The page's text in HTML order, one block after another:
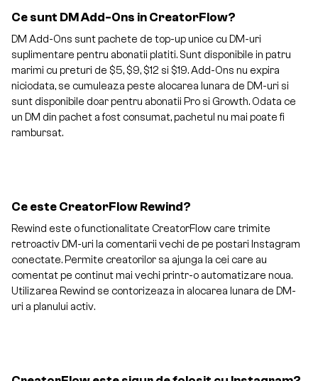
Ce sunt DM Add-Ons in CreatorFlow?
DM Add-Ons sunt pachete de top-up unice cu DM-uri
suplimentare pentru abonatii platiti. Sunt disponibile in patru
marimi cu preturi de $5, $9, $12 si $19. Add-Ons nu expira
niciodata, se cumuleaza peste alocarea lunara de DM-uri si
sunt disponibile doar pentru abonatii Pro si Growth. Odata ce
un DM din pachet a fost consumat, pachetul nu mai poate fi
rambursat.
Ce este CreatorFlow Rewind?
Rewind este o functionalitate CreatorFlow care trimite
retroactiv DM-uri la comentarii vechi de pe postari Instagram
conectate. Permite creatorilor sa ajunga la cei care au
comentat pe continut mai vechi printr-o automatizare noua.
Utilizarea Rewind se contorizeaza in alocarea lunara de DM-
uri a planului activ.